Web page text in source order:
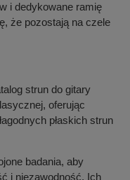
i dedykowane ramię
że pozostają na czele
strun do gitary
oferując
płaskich strun
badania, aby
i niezawodność. Ich